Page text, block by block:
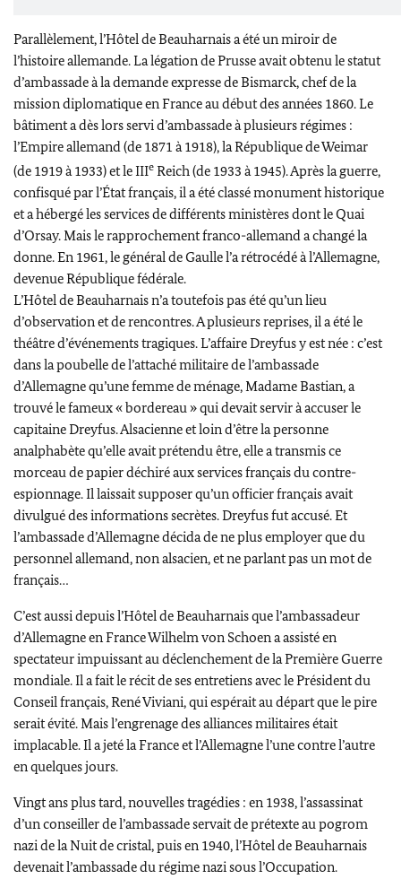
Parallèlement, l’Hôtel de Beauharnais a été un miroir de
l’histoire allemande. La légation de Prusse avait obtenu le statut
d’ambassade à la demande expresse de Bismarck, chef de la
mission diplomatique en France au début des années 1860. Le
bâtiment a dès lors servi d’ambassade à plusieurs régimes :
l’Empire allemand (de 1871 à 1918), la République de Weimar
(de 1919 à 1933) et le IIIeReich (de 1933 à 1945). Après la guerre,
confisqué par l’État français, il a été classé monument historique
et a hébergé les services de différents ministères dont le Quai
d’Orsay. Mais le rapprochement franco-allemand a changé la
donne. En 1961, le général de Gaulle l’a rétrocédé à l’Allemagne,
devenue République fédérale.
L’Hôtel de Beauharnais n’a toutefois pas été qu’un lieu
d’observation et de rencontres. A plusieurs reprises, il a été le
théâtre d’événements tragiques. L’affaire Dreyfus y est née : c’est
dans la poubelle de l’attaché militaire de l’ambassade
d’Allemagne qu’une femme de ménage, Madame Bastian, a
trouvé le fameux « bordereau » qui devait servir à accuser le
capitaine Dreyfus. Alsacienne et loin d’être la personne
analphabète qu’elle avait prétendu être, elle a transmis ce
morceau de papier déchiré aux services français du contre-
espionnage. Il laissait supposer qu’un officier français avait
divulgué des informations secrètes. Dreyfus fut accusé. Et
l’ambassade d’Allemagne décida de ne plus employer que du
personnel allemand, non alsacien, et ne parlant pas un mot de
français…
C’est aussi depuis l’Hôtel de Beauharnais que l’ambassadeur
d’Allemagne en France Wilhelm von Schoen a assisté en
spectateur impuissant au déclenchement de la Première Guerre
mondiale. Il a fait le récit de ses entretiens avec le Président du
Conseil français, René Viviani, qui espérait au départ que le pire
serait évité. Mais l’engrenage des alliances militaires était
implacable. Il a jeté la France et l’Allemagne l’une contre l’autre
en quelques jours.
Vingt ans plus tard, nouvelles tragédies : en 1938, l’assassinat
d’un conseiller de l’ambassade servait de prétexte au pogrom
nazi de la Nuit de cristal, puis en 1940, l’Hôtel de Beauharnais
devenait l’ambassade du régime nazi sous l’Occupation.